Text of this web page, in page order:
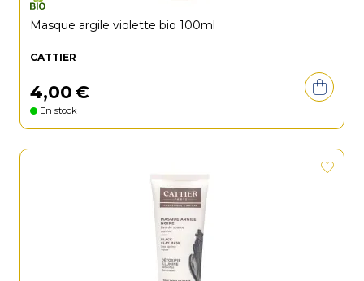
Masque argile violette bio 100ml
CATTIER
4,00€
En stock